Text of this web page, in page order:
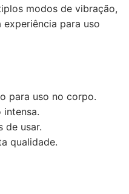
modos de vibração,
para uso
para uso no corpo.
de usar.
qualidade.